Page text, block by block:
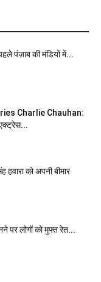
पंजाब की मंडियों में...
Charlie Chauhan:
को अपनी बीमार
पर लोगों को मुफ्त रेत...